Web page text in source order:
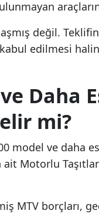
araçların
değil.
edilmesi
Daha
mi?
model ve daha
Motorlu
MTV borçları,